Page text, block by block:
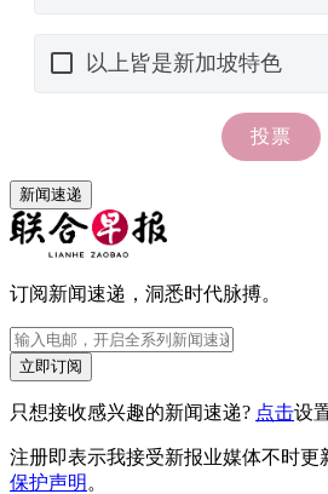
新闻速递
订阅新闻速递，洞悉时代脉搏。
立即订阅
只想接收感兴趣的新闻速递? 点击设
注册即表示我接受新报业媒体不时更
保护声明 。